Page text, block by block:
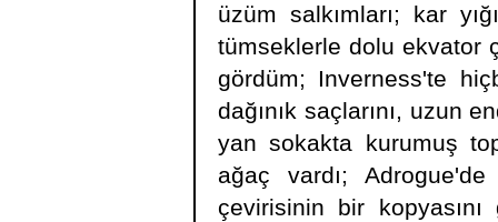
üzüm salkımları; kar
tümseklerle dolu ekvator
gördüm; Inverness'te
dağınık saçlarını, uzun
yan sokakta kurumuş
ağaç vardı;
çevirisinin bir kopyasını